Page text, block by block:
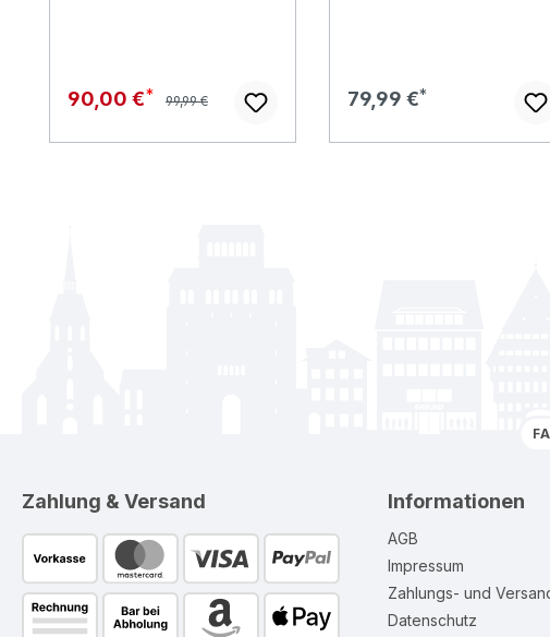
Verkaufspreis:
90,00 € Regulärer Preis:
99,99 € Regulärer Preis:
79,99 €
Zahlung & Versand Informationen
AGB
Impressum
Zahlungs- und
Datenschutz